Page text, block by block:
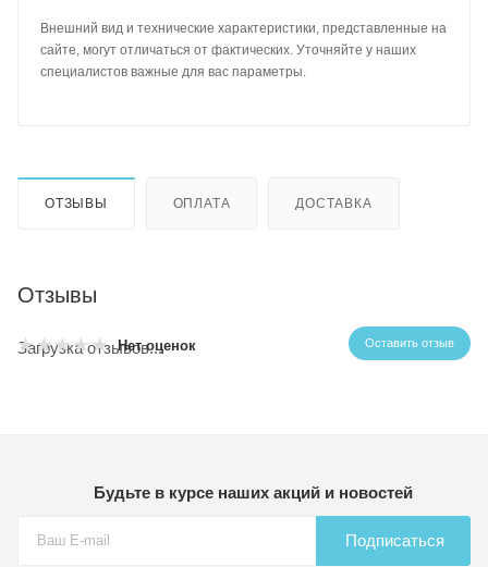
Внешний вид и технические характеристики, представленные на
сайте, могут отличаться от фактических. Уточняйте у наших
специалистов важные для вас параметры.
ОТЗЫВЫ ОПЛАТА ДОСТАВКА
Отзывы
Нет оценок Оставить отзыв
Загрузка отзывов...
Будьте в курсе наших акций и новостей
Подписаться